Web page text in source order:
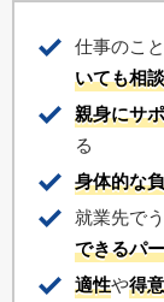
仕事のこ
いても相
親身にサ
る
身体的な
就業先で
できるパ
適性や得